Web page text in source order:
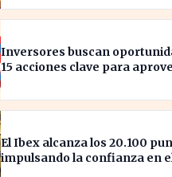
Inversores buscan
15 acciones clave para
El Ibex alcanza los 20.100
impulsando la confianza en